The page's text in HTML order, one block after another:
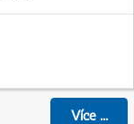
Více...